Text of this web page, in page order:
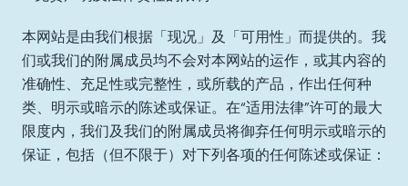
本网站是由我们根据「现况」及「可用性」而提供的。我
们或我们的附属成员均不会对本网站的运作，或其内容的
准确性、充足性或完整性，或所载的产品，作出任何种
类、明示或暗示的陈述或保证。在“适用法律”许可的最大
限度内，我们及我们的附属成员将御弃任何明示或暗示的
保证，包括（但不限于）对下列各项的任何陈述或保证：